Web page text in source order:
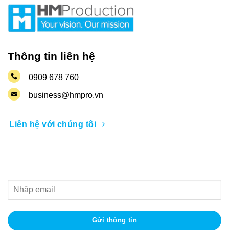
Thông tin liên hệ
0909 678 760
business@hmpro.vn
Liên hệ với chúng tôi